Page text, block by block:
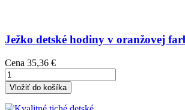
Ježko detské hodiny v oranžovej
Cena 35,36 €
Vložiť do košíka